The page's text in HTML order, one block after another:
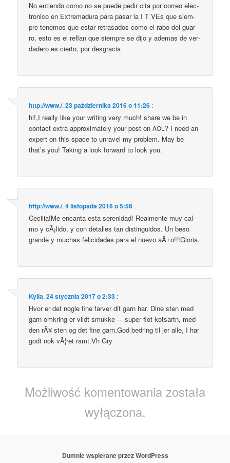
No entien­do como no se puede pedir cita por cor­reo elec­
tro­ni­co en Extre­ma­du­ra para pasar la I T VEs que siem­
pre tene­mos que estar retra­sa­dos como el rabo del guar­
ro, esto es el reflan que siem­pre se dijo y ade­mas de ver­
da­de­ro es cier­to, por desgracia
http://www./,23 października 2016 o 11:26 :
hi!,I real­ly like your wri­ting very much! sha­re we be in
con­tact extra appro­xi­ma­te­ly your post onAOL ? I need an
expert on this spa­ce to unra­vel my pro­blem. May be
that’s you! Taking a look for­ward to look you.
http://www./,4 listopada 2016 o 5:56 :
Cecilia!Me encan­ta esta sere­ni­dad! Real­men­te muy cal­
mo y cÃ¡lido, y con detal­les tan distin­gu­idos. Un beso
gran­de y muchas feli­ci­da­des para el nuevo aÃ±o!!!Gloria.
Kylia,24 stycznia 2017 o 2:33 :
Hvor er det nogle fine farver dit garn har. Dine sten med
garn omkring er vildt smuk­ke — super flot kot­sartn, med
den rÃ¥ sten og det fine garn.God bedring til jer alle, I har
godt nok vÃ¦ret ramt.Vh Gry
Możliwość komentowania została
wyłączona.
Dumnie wspierane przez WordPress